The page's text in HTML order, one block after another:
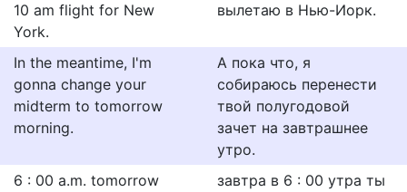
10 am flight for New
York.
вылетаю в Нью-Иорк.
In the meantime, I'm
gonna change your
midterm to tomorrow
morning.
А пока что, я
собираюсь перенести
твой полугодовой
зачет на завтрашнее
утро.
6 : 00 a.m. tomorrow
завтра в 6 : 00 утра ты